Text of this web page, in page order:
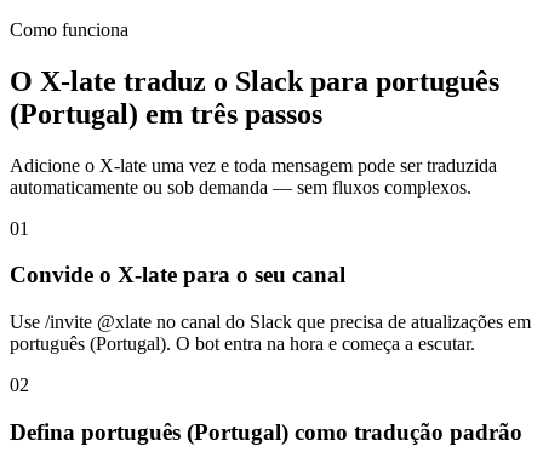
Como funciona
O X-late traduz o Slack para português
(Portugal) em três passos
Adicione o X-late uma vez e toda mensagem pode ser traduzida
automaticamente ou sob demanda — sem fluxos complexos.
01
Convide o X-late para o seu canal
Use /invite @xlate no canal do Slack que precisa de atualizações em
português (Portugal). O bot entra na hora e começa a escutar.
02
Defina português (Portugal) como tradução padrão